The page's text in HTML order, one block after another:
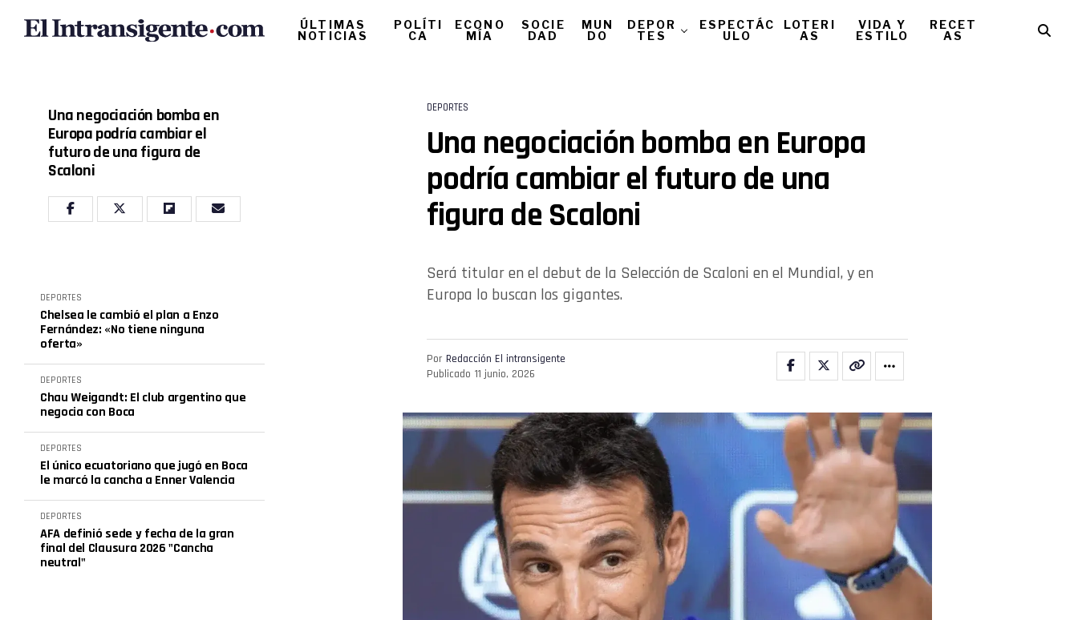
ÚLTIMAS
NOTICIAS
POLÍTI
CA
ECONO
MÍA
SOCIE
DAD
MUN
DO
DEPOR
TES
ESPECTÁC
ULO
LOTERI
AS
VIDA Y
ESTILO
RECET
AS
Una negociación bomba en
Europa podría cambiar el
futuro de una figura de
Scaloni
DEPORTES
Chelsea le cambió el plan a Enzo
Fernández: «No tiene ninguna
oferta»
DEPORTES
Chau Weigandt: El club argentino que
negocia con Boca
DEPORTES
El único ecuatoriano que jugó en Boca
le marcó la cancha a Enner Valencia
DEPORTES
AFA definió sede y fecha de la gran
final del Clausura 2026 "Cancha
neutral"
DEPORTES
Una negociación bomba en Europa
podría cambiar el futuro de una
figura de Scaloni
Será titular en el debut de la Selección de Scaloni en el Mundial, y en
Europa lo buscan los gigantes.
Por Redacción El intransigente
Publicado 11 junio, 2026